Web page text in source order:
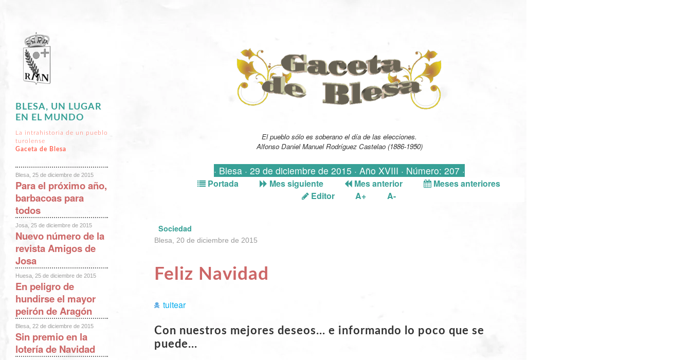
El pueblo sólo es soberano el día de las elecciones.
Alfonso Daniel Manuel Rodríguez Castelao (1886-1950)
· Blesa · 29 de diciembre de 2015 · Año XVIII · Número: 207 ·
Portada Mes siguiente Mes anterior
Meses anteriores
Editor
A+ A-
Sociedad
Blesa, 20 de diciembre de 2015
Feliz Navidad
tuitear
Con nuestros mejores deseos... e informando lo poco que se
puede...
BLESA, UN LUGAR
EN EL MUNDO
La intrahistoria de un pueblo
turolense
Gaceta de Blesa
Blesa, 25 de diciembre de 2015
Para el próximo año,
barbacoas para
todos
Josa, 25 de diciembre de 2015
Nuevo número de la
revista Amigos de
Josa
Huesa, 25 de diciembre de 2015
En peligro de
hundirse el mayor
peirón de Aragón
Blesa, 22 de diciembre de 2015
Sin premio en la
lotería de Navidad